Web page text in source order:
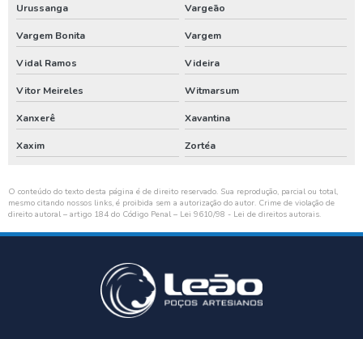
Urussanga Vargeão
Vargem Bonita Vargem
Vidal Ramos Videira
Vitor Meireles Witmarsum
Xanxerê Xavantina
Xaxim Zortéa
O conteúdo do texto desta página é de direito reservado. Sua reprodução, parcial ou total,
mesmo citando nossos links, é proibida sem a autorização do autor. Crime de violação de
direito autoral – artigo 184 do Código Penal – Lei 9610/98 - Lei de direitos autorais.